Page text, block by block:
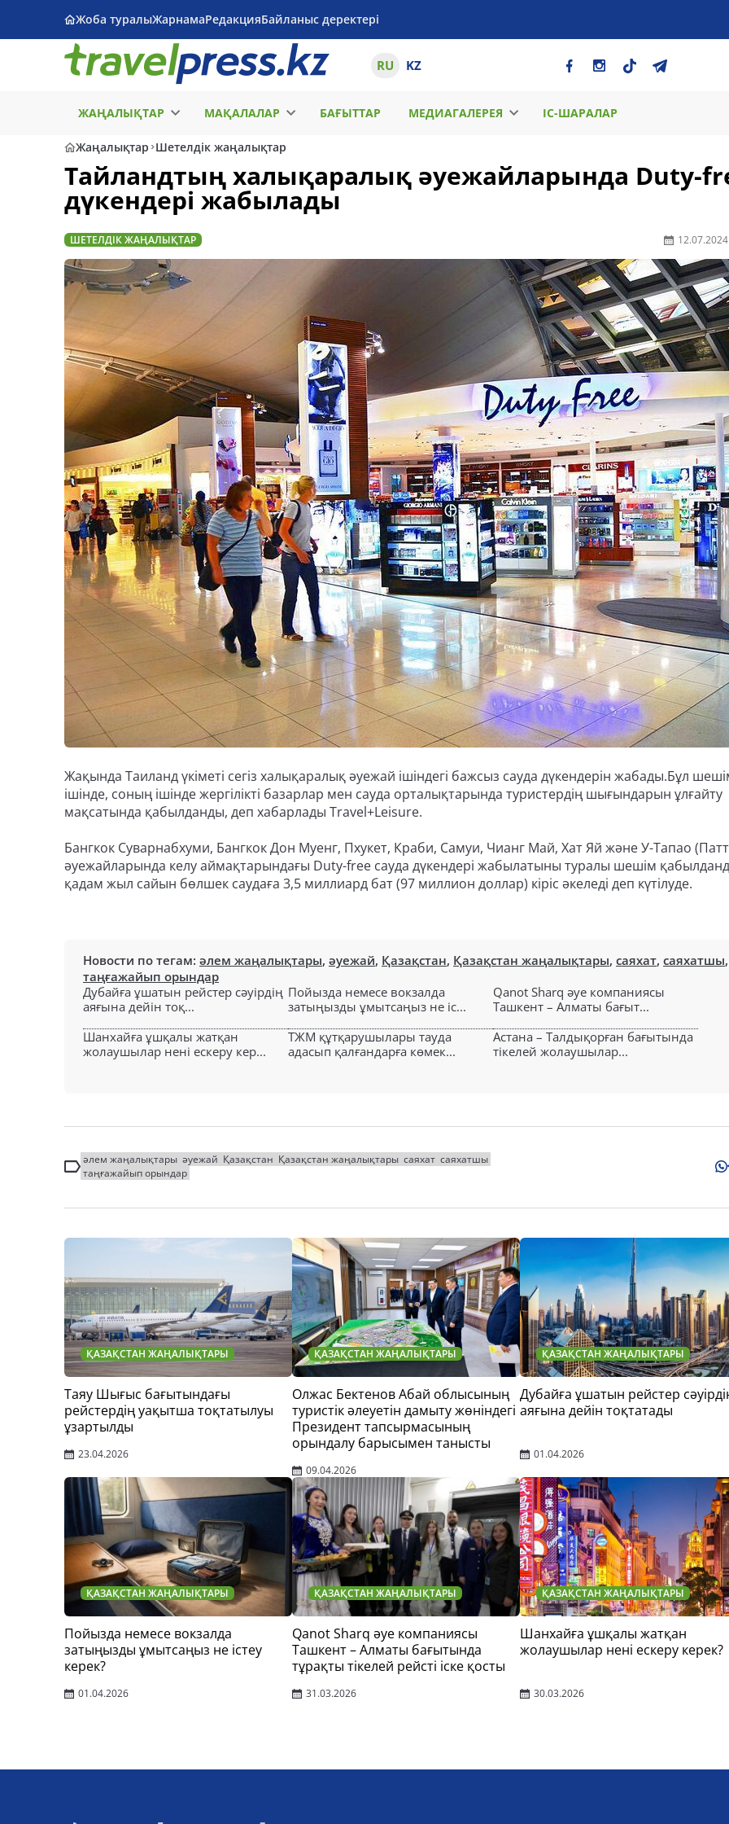
Жоба туралыЖарнамаРедакцияБайланыс деректері
RU KZ
ЖАҢАЛЫҚТАР МАҚАЛАЛАР БАҒЫТТАР МЕДИАГАЛЕРЕЯ ІС-ШАРАЛАР
Жаңалықтар Шетелдік жаңалықтар
Тайландтың халықаралық әуежайларында Duty-
дүкендері жабылады
ШЕТЕЛДІК ЖАҢАЛЫҚТАР 12.07.2024
Жақында Таиланд үкіметі сегіз халықаралық әуежай ішіндегі бажсыз сауда дүкендерін жабады.Бұл
ішінде, соның ішінде жергілікті базарлар мен сауда орталықтарында туристердің шығындарын ұлғайту
мақсатында қабылданды, деп хабарлады Travel+Leisure.
Бангкок Суварнабхуми, Бангкок Дон Муенг, Пхукет, Краби, Самуи, Чианг Май, Хат Яй және У-Тапао
әуежайларында келу аймақтарындағы Duty-free сауда дүкендері жабылатыны туралы шешім
қадам жыл сайын бөлшек саудаға 3,5 миллиард бат (97 миллион доллар) кіріс әкеледі деп күтілуде.
Новости по тегам: әлем жаңалықтары, әуежай, Қазақстан, Қазақстан жаңалықтары, саяхат, саяхатшы,
таңғажайып орындар
Дубайға ұшатын рейстер сәуірдің
аяғына дейін тоқ...
Пойызда немесе вокзалда
затыңызды ұмытсаңыз не іс...
Qanot Sharq әуе компаниясы
Ташкент – Алматы бағыт...
Шанхайға ұшқалы жатқан
жолаушылар нені ескеру кер...
ТЖМ құтқарушылары тауда
адасып қалғандарға көмек...
Астана – Талдықорған бағытында
тікелей жолаушылар...
әлем жаңалықтары әуежай Қазақстан Қазақстан жаңалықтары саяхат саяхатшы
таңғажайып орындар
ҚАЗАҚСТАН ЖАҢАЛЫҚТАРЫ
Таяу Шығыс бағытындағы
рейстердің уақытша тоқтатылуы
ұзартылды
23.04.2026
ҚАЗАҚСТАН ЖАҢАЛЫҚТАРЫ
Олжас Бектенов Абай облысының
туристік әлеуетін дамыту жөніндегі
Президент тапсырмасының
орындалу барысымен танысты
09.04.2026
ҚАЗАҚСТАН ЖАҢАЛЫҚТАРЫ
Дубайға ұшатын рейстер
аяғына дейін тоқтатады
01.04.2026
ҚАЗАҚСТАН ЖАҢАЛЫҚТАРЫ
Пойызда немесе вокзалда
затыңызды ұмытсаңыз не істеу
керек?
01.04.2026
ҚАЗАҚСТАН ЖАҢАЛЫҚТАРЫ
Qanot Sharq әуе компаниясы
Ташкент – Алматы бағытында
тұрақты тікелей рейсті іске қосты
31.03.2026
ҚАЗАҚСТАН ЖАҢАЛЫҚТАРЫ
Шанхайға ұшқалы жатқан
жолаушылар нені ескеру керек?
30.03.2026